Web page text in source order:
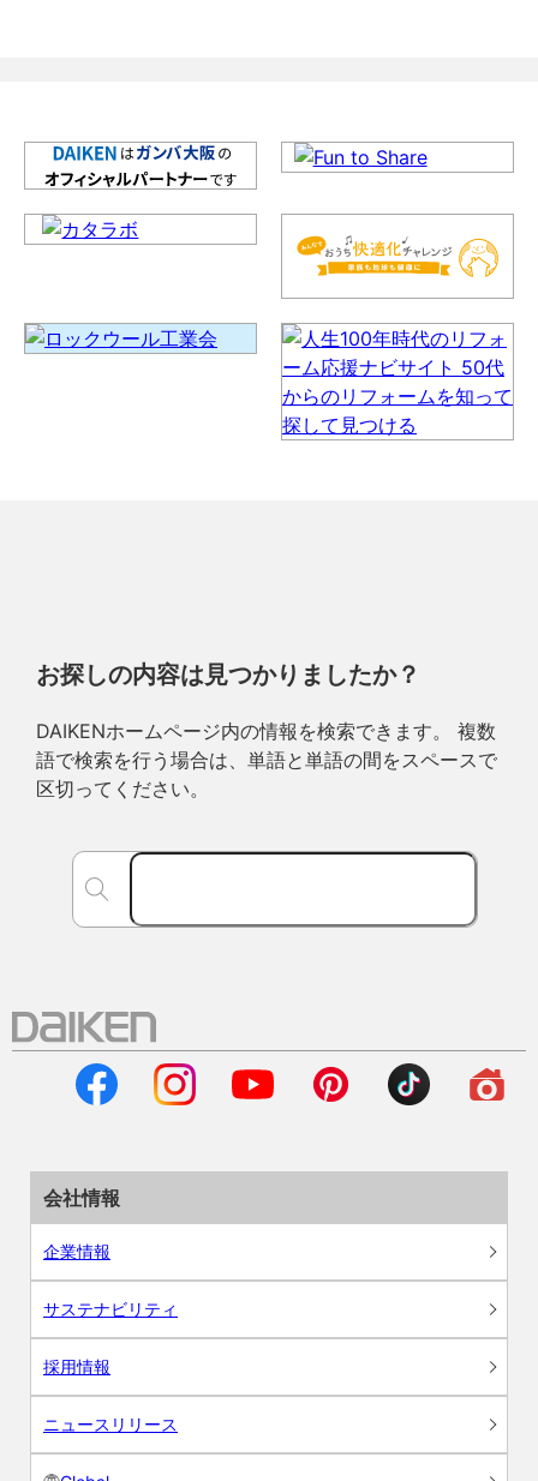
お探しの内容は見つかりましたか？
DAIKENホームページ内の情報を検索できます。 複数
語で検索を行う場合は、単語と単語の間をスペースで
区切ってください。
会社情報
企業情報
サステナビリティ
採用情報
ニュースリリース